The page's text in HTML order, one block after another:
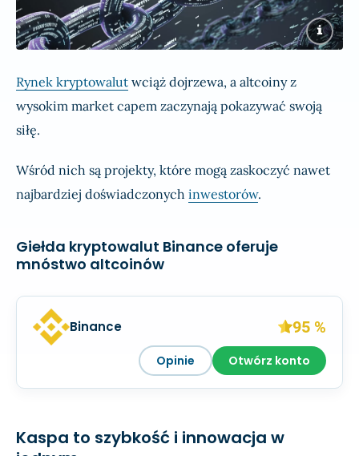
Rynek kryptowalut wciąż dojrzewa, a altcoiny z
wysokim market capem zaczynają pokazywać swoją
siłę.
Wśród nich są projekty, które mogą zaskoczyć nawet
najbardziej doświadczonych inwestorów.
Giełda kryptowalut Binance oferuje
mnóstwo altcoinów
Binance 95 %
Opinie Otwórz konto
Kaspa to szybkość i innowacja w